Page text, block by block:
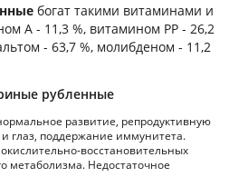
богат такими витаминами и
А - 11,3 %, витамином PP - 26,2
- 63,7 %, молибденом - 11,2
рубленные
развитие, репродуктивную
глаз, поддержание иммунитета.
окислительно-восстановительных
метаболизма. Недостаточное